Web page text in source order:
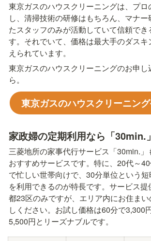
東京ガスのハウスクリーニングは、プロ
し、清掃技術の研修はもちろん、マナー
たスタッフのみが活動していて信頼で
す。それでいて、価格は最大手のダスキ
えられています。
東京ガスのハウスクリーニングのお申
ら。
東京ガスのハウスクリーニン
家政婦の定期利用なら「30min.」
三菱地所の家事代行サービス「30min.」
おすすめサービスです。特に、20代～
で忙しい世帯向けで、30分単位という
を利用できるのが特長です。サービス
都23区のみですが、エリア内にお住ま
しください。お試し価格は60分で3,300
5,500円とリーズナブルです。